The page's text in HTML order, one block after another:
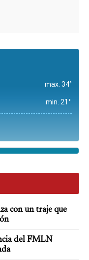
max. 34°
min. 21°
con un traje que
del FMLN